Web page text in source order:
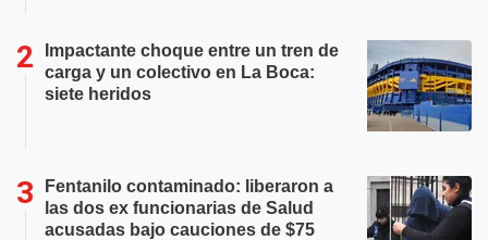
Impactante choque entre un tren de
carga y un colectivo en La Boca:
siete heridos
Fentanilo contaminado: liberaron a
las dos ex funcionarias de Salud
acusadas bajo cauciones de $75